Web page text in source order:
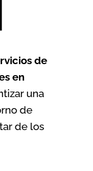
de
en
una
de
de los